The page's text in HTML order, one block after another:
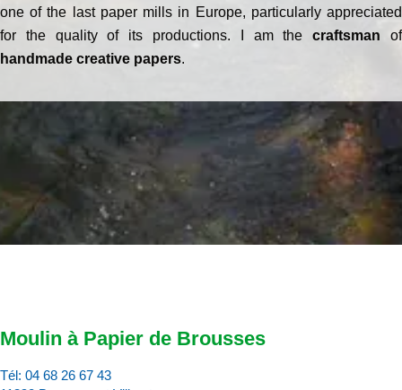
one of the last paper mills in Europe, particularly appreciated
for the quality of its productions. I am thecraftsman of
handmade creative papers.
Moulin à Papier de Brousses
Tél: 04 68 26 67 43